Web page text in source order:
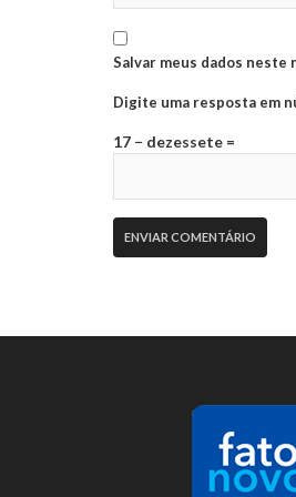
Salvar meus dados neste
Digite uma resposta em
17 − dezessete =